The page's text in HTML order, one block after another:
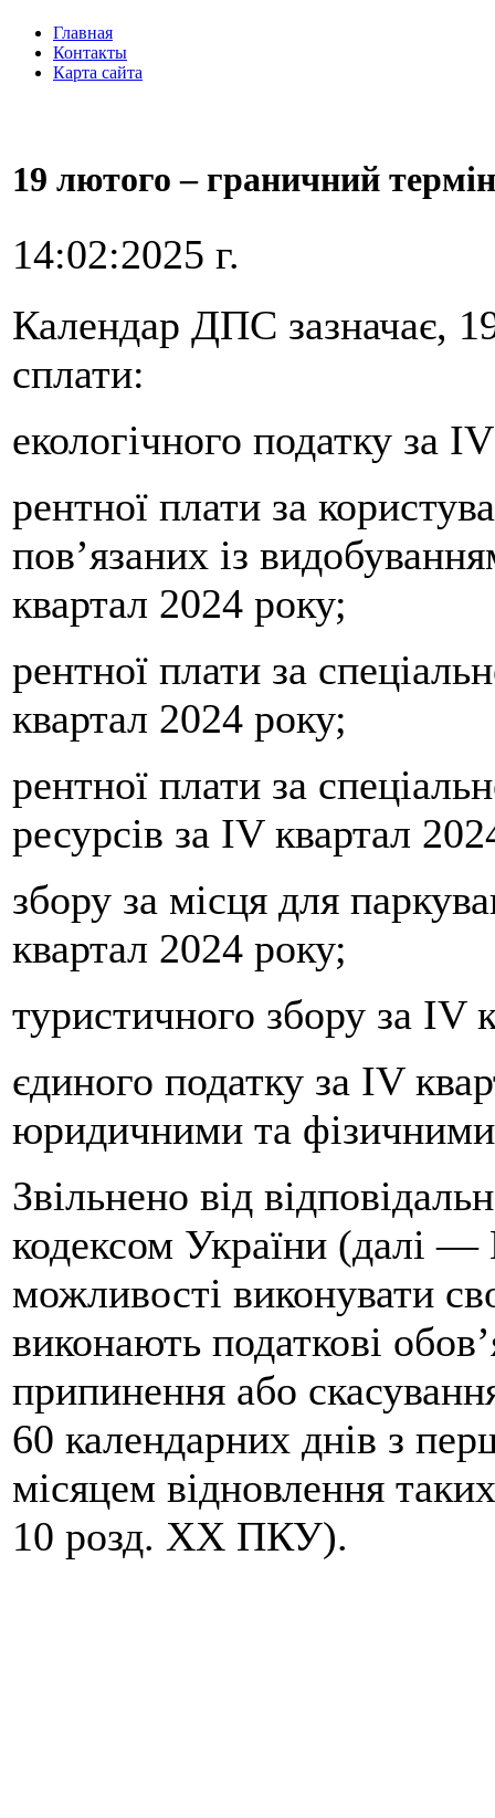
Главная
Контакты
Карта сайта
19 лютого – граничний
14:02:2025 г.
Календар ДПС зазначає,
сплати:
екологічного податку за
рентної плати за
пов’язаних із
квартал 2024 року;
рентної плати за
квартал 2024 року;
рентної плати за
ресурсів за IV квартал
збору за місця для
квартал 2024 року;
туристичного збору за IV
єдиного податку за IV
юридичними та
Звільнено від
кодексом України (далі
можливості виконувати
виконають податкові
припинення або
60 календарних днів з
місяцем відновлення
10 розд. ХХ ПКУ).